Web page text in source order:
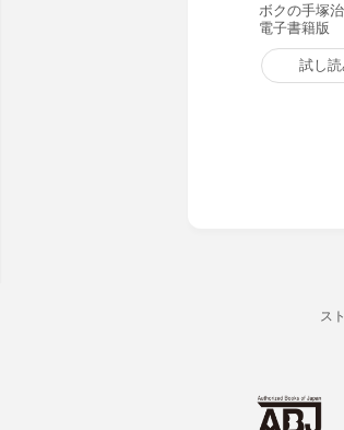
ボクの手塚
電子書籍版
試し読
ス